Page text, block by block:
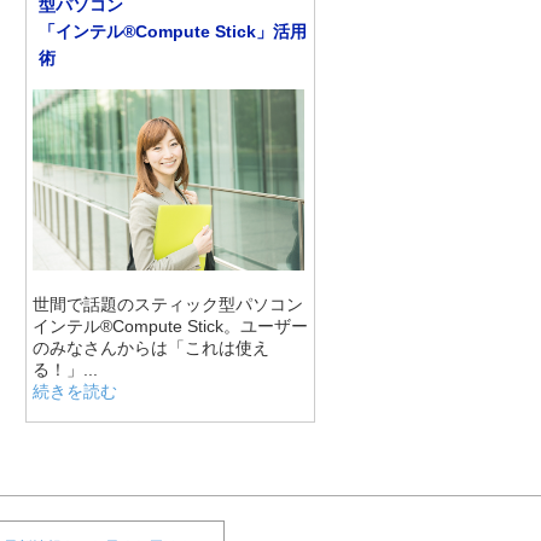
型パソコン
「インテル®Compute Stick」活用
術
世間で話題のスティック型パソコン
インテル®Compute Stick。ユーザー
のみなさんからは「これは使え
る！」...
続きを読む